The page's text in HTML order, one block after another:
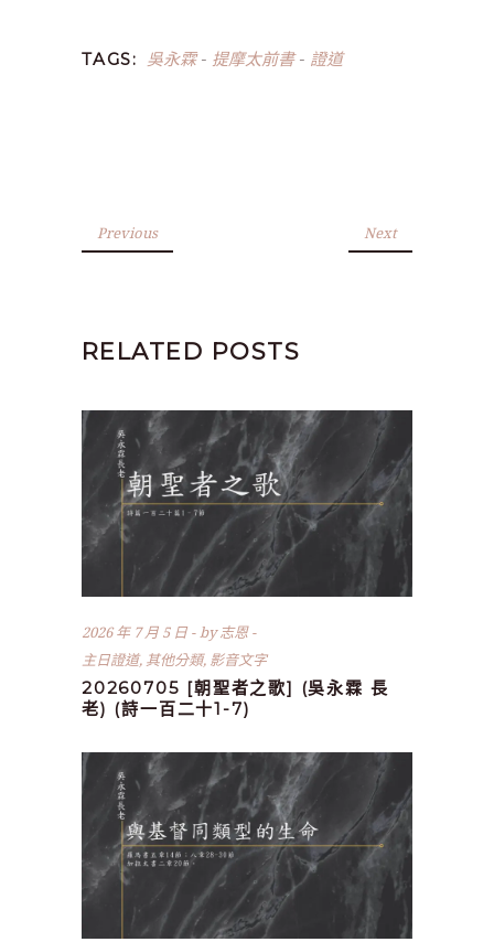
TAGS: 吳永霖- 提摩太前書- 證道
Previous Next
RELATED POSTS
2026 年 7 月 5 日 by志恩
主日證道, 其他分類, 影音文字
20260705 [朝聖者之歌] (吳永霖 長
老) (詩一百二十1-7)